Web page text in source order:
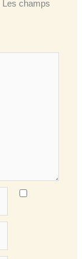
Les champs